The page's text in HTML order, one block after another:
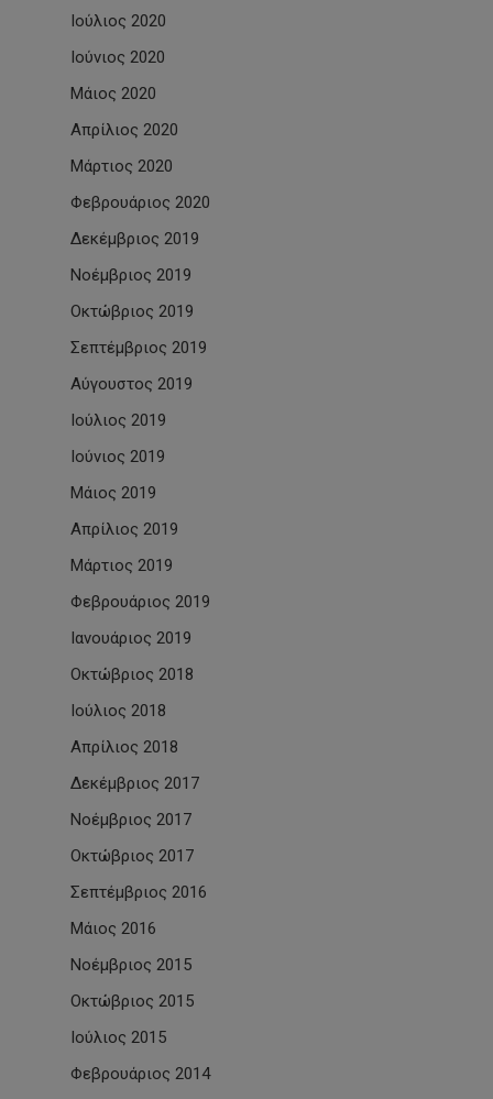
Ιούλιος 2020
Ιούνιος 2020
Μάιος 2020
Απρίλιος 2020
Μάρτιος 2020
Φεβρουάριος 2020
Δεκέμβριος 2019
Νοέμβριος 2019
Οκτώβριος 2019
Σεπτέμβριος 2019
Αύγουστος 2019
Ιούλιος 2019
Ιούνιος 2019
Μάιος 2019
Απρίλιος 2019
Μάρτιος 2019
Φεβρουάριος 2019
Ιανουάριος 2019
Οκτώβριος 2018
Ιούλιος 2018
Απρίλιος 2018
Δεκέμβριος 2017
Νοέμβριος 2017
Οκτώβριος 2017
Σεπτέμβριος 2016
Μάιος 2016
Νοέμβριος 2015
Οκτώβριος 2015
Ιούλιος 2015
Φεβρουάριος 2014